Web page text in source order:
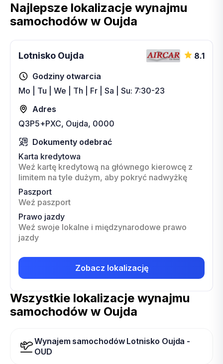
Najlepsze lokalizacje wynajmu
samochodów w Oujda
Lotnisko Oujda 8.1
Godziny otwarcia
Mo | Tu | We | Th | Fr | Sa | Su: 7:30-23
Adres
Q3P5+PXC, Oujda, 0000
Dokumenty odebrać
Karta kredytowa
Weź kartę kredytową na głównego kierowcę z
limitem na tyle dużym, aby pokryć nadwyżkę
Paszport
Weź paszport
Prawo jazdy
Weź swoje lokalne i międzynarodowe prawo
jazdy
Zobacz lokalizację
Wszystkie lokalizacje wynajmu
samochodów w Oujda
Wynajem samochodów Lotnisko Oujda -
OUD